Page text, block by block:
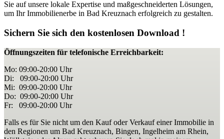
Sie auf unsere lokale Expertise und maßgeschneiderten Lösungen,
um Ihr Immobilienerbe in Bad Kreuznach erfolgreich zu gestalten.
Sichern Sie sich den kostenlosen Download !
Öffnungszeiten für telefonische Erreichbarkeit:
Mo: 09:00-20:00 Uhr
Di: 09:00-20:00 Uhr
Mi: 09:00-20:00 Uhr
Do: 09:00-20:00 Uhr
Fr: 09:00-20:00 Uhr
Falls es für Sie nicht um den Kauf oder Verkauf einer Immobilie in
den Regionen um Bad Kreuznach, Bingen, Ingelheim am Rhein,